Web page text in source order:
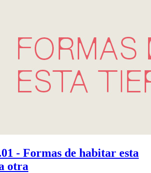
- Formas de habitar esta
otra